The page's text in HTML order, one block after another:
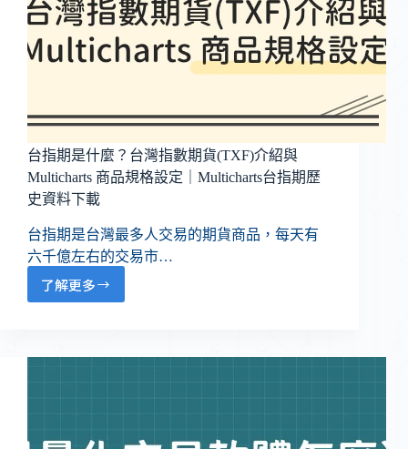
台指期是什麼？台灣指數期貨(TXF)介紹與
Multicharts 商品規格設定｜Multicharts台指期歷
史資料下載
台指期是台灣最多人交易的期貨商品，每天有
六千億左右的交易市…
了解更多